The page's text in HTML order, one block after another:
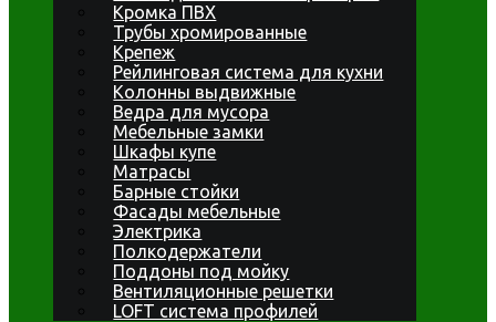
Кромка ПВХ
Трубы хромированные
Крепеж
Рейлинговая система для кухни
Колонны выдвижные
Ведра для мусора
Мебельные замки
Шкафы купе
Матрасы
Барные стойки
Фасады мебельные
Электрика
Полкодержатели
Поддоны под мойку
Вентиляционные решетки
LOFT система профилей